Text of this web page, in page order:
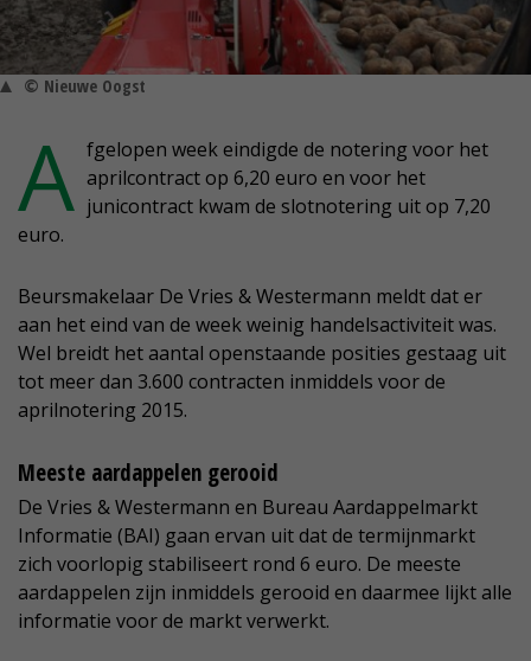
© Nieuwe Oogst
A fgelopen week eindigde de notering voor het
aprilcontract op 6,20 euro en voor het
junicontract kwam de slotnotering uit op 7,20
euro.
Beursmakelaar De Vries & Westermann meldt dat er
aan het eind van de week weinig handelsactiviteit was.
Wel breidt het aantal openstaande posities gestaag uit
tot meer dan 3.600 contracten inmiddels voor de
aprilnotering 2015.
Meeste aardappelen gerooid
De Vries & Westermann en Bureau Aardappelmarkt
Informatie (BAI) gaan ervan uit dat de termijnmarkt
zich voorlopig stabiliseert rond 6 euro. De meeste
aardappelen zijn inmiddels gerooid en daarmee lijkt alle
informatie voor de markt verwerkt.